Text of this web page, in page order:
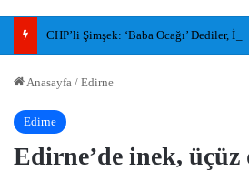
Anasayfa / Edirne
Edirne
Edirne’de inek,